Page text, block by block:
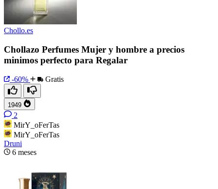
Chollo.es
Chollazo Perfumes Mujer y hombre a precios
minimos perfecto para Regalar
-60% Gratis
1949
2
MirY_oFerTas
MirY_oFerTas
Druni
6 meses